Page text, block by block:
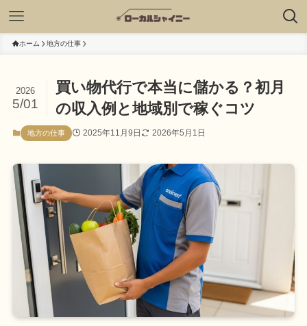
ホーム 地方の仕事
買い物代行で本当に儲かる？初月
の収入例と地域別で稼ぐコツ
2026
5/01
地方の仕事 2025年11月9日 2026年5月1日